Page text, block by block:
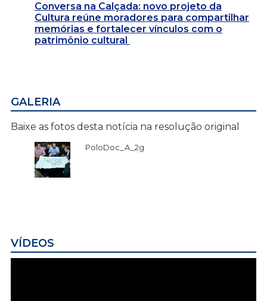
Conversa na Calçada: novo projeto da
Cultura reúne moradores para compartilhar
memórias e fortalecer vínculos com o
patrimônio cultural
GALERIA
Baixe as fotos desta notícia na resolução original
PoloDoc_A_2g
VÍDEOS